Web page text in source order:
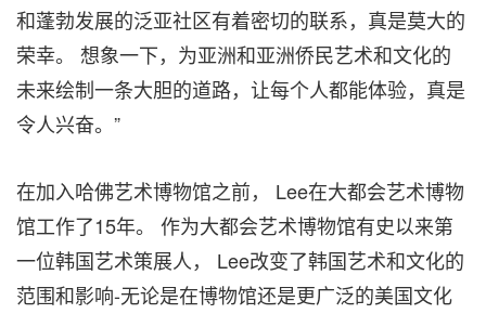
和蓬勃发展的泛亚社区有着密切的联系，真是莫大的
荣幸。 想象一下，为亚洲和亚洲侨民艺术和文化的
未来绘制一条大胆的道路，让每个人都能体验，真是
令人兴奋。”
在加入哈佛艺术博物馆之前， Lee在大都会艺术博物
馆工作了15年。 作为大都会艺术博物馆有史以来第
一位韩国艺术策展人， Lee改变了韩国艺术和文化的
范围和影响-无论是在博物馆还是更广泛的美国文化